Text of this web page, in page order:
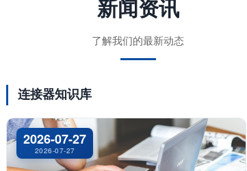
新闻资讯
了解我们的最新动态
连接器知识库
2026-07-27
2026-07-27